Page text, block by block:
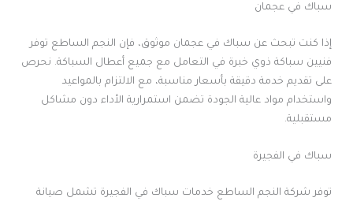
سباك في عجمان
إذا كنت تبحث عن سباك في عجمان موثوق، فإن النجم الساطع توفر
فنيين سباكة ذوي خبرة في التعامل مع جميع أعطال السباكة. نحرص
على تقديم خدمة دقيقة بأسعار مناسبة، مع الالتزام بالمواعيد
واستخدام مواد عالية الجودة تضمن استمرارية الأداء دون مشاكل
مستقبلية.
سباك في الفجيرة
توفر شركة النجم الساطع خدمات سباك في الفجيرة تشمل صيانة